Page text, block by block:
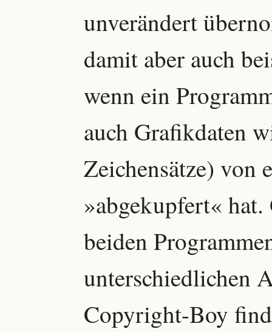
unverändert
damit aber auch
wenn ein
auch Grafikdaten
Zeichensätze) von
»abgekupfert«
beiden
unterschiedlichen
Copyright-Boy